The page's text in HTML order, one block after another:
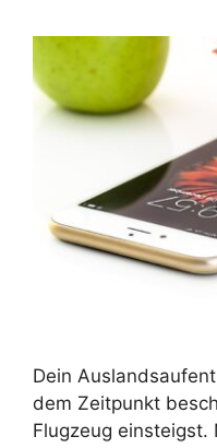
Dein
dem Zeitpunkt
Flugzeug einsteigst.